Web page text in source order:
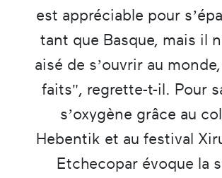
est appréciable pour
tant que Basque, mais il
aisé de s’ouvrir au
faits", regrette-t-il. Pour
s’oxygène grâce au
Hebentik et au festival
Etchecopar évoque la